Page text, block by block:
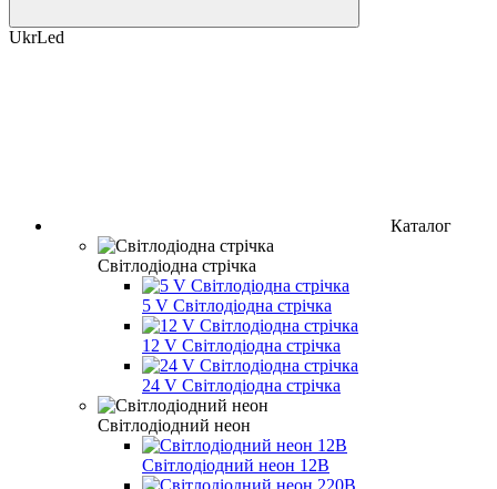
UkrLed
Каталог
Світлодіодна стрічка
5 V Світлодіодна стрічка
12 V Світлодіодна стрічка
24 V Світлодіодна стрічка
Світлодіодний неон
Світлодіодний неон 12В